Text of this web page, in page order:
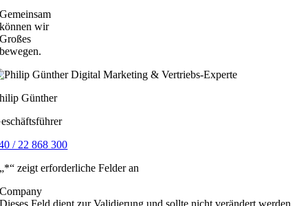
Gemeinsam
können wir
Großes
bewegen.
Günther
/ 22 868 300
„*“ zeigt erforderliche Felder an
Company